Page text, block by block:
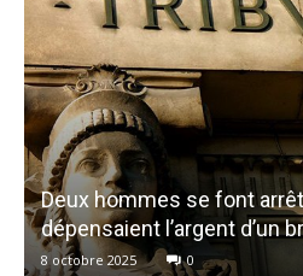
Deux hommes se font
dépensaient l’argent d’un
8 octobre 2025 0